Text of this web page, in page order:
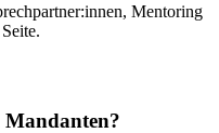
Mentoring
Mandanten?